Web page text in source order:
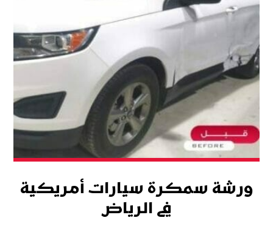
ورشة سمكرة سيارات أمريكية
في الرياض